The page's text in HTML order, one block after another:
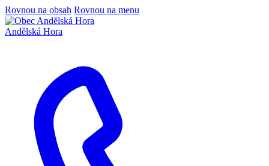
Rovnou na obsah Rovnou na menu
Andělská Hora